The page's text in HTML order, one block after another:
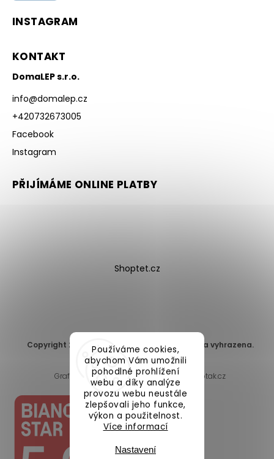
Používáme cookies,
abychom Vám umožnili
pohodlné prohlížení
webu a díky analýze
provozu webu neustále
zlepšovali jeho funkce,
výkon a použitelnost.
Více informací
Nastavení
INSTAGRAM
KONTAKT
DomaLEP s.r.o.
info@domalep.cz
+420732673005
Facebook
Instagram
PŘIJÍMÁME ONLINE PLATBY
Shoptet.cz
Copyright 2026 DomaLEP s.r.o.
. Všechna práva vyhrazena.
Upravit nastavení cookies
Grafický návrh vytvořil a nakódoval
Shoptak.cz